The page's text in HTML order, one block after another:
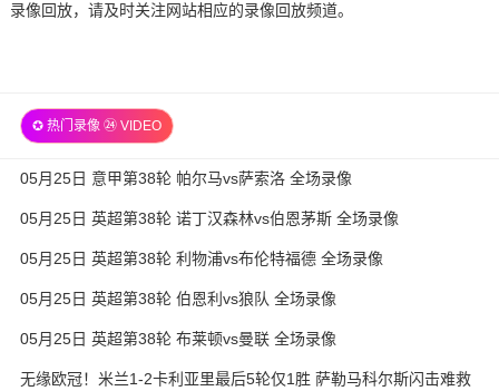
录像回放，请及时关注网站相应的录像回放频道。
✪ 热门录像 ㉔ VIDEO
05月25日 意甲第38轮 帕尔马vs萨索洛 全场录像
05月25日 英超第38轮 诺丁汉森林vs伯恩茅斯 全场录像
05月25日 英超第38轮 利物浦vs布伦特福德 全场录像
05月25日 英超第38轮 伯恩利vs狼队 全场录像
05月25日 英超第38轮 布莱顿vs曼联 全场录像
无缘欧冠！米兰1-2卡利亚里最后5轮仅1胜 萨勒马科尔斯闪击难救